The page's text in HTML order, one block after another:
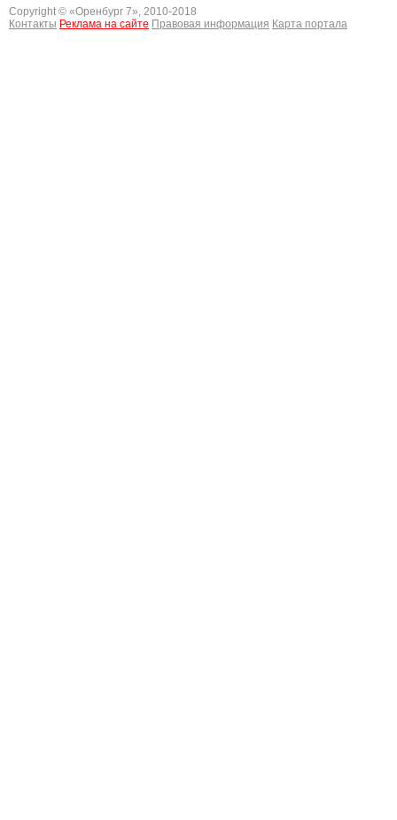
Copyright © «Оренбург 7», 2010-2018
Контакты Реклама на сайте Правовая информация Карта портала